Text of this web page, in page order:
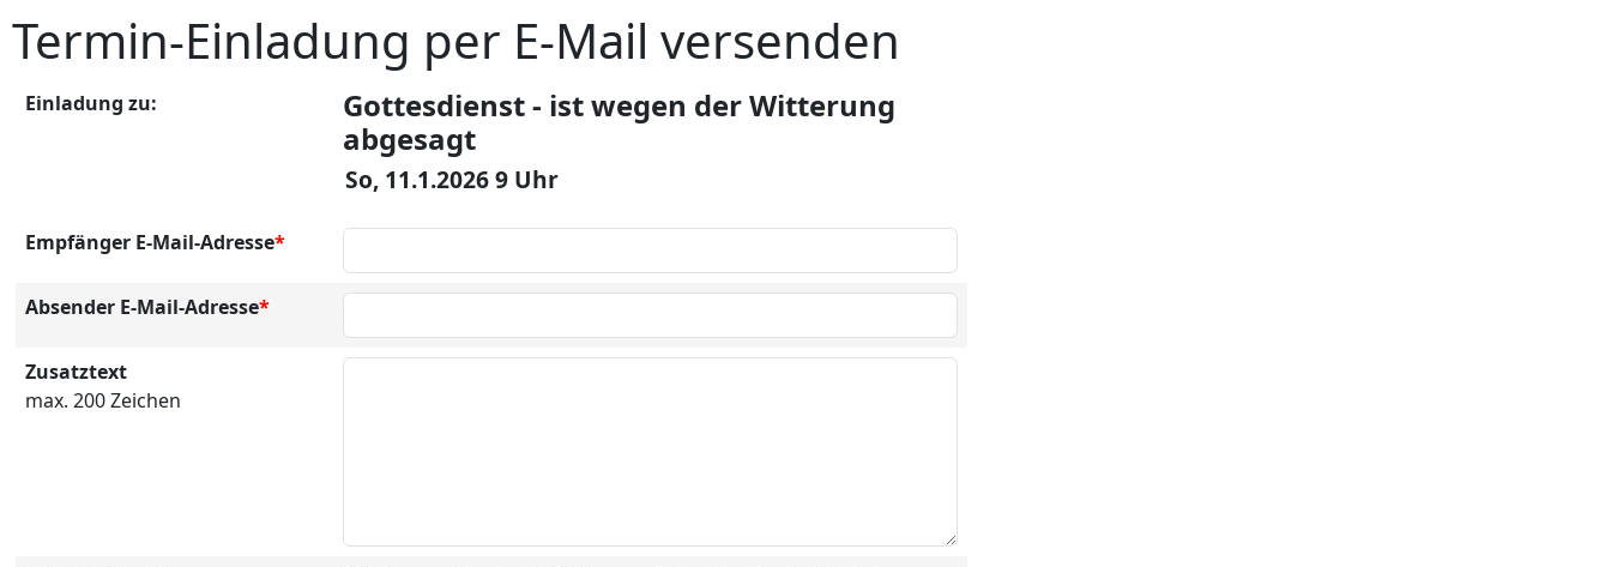
Termin-Einladung per E-Mail versenden
Einladung zu:
Gottesdienst - ist wegen der Witterung
abgesagt
So, 11.1.2026 9 Uhr
Empfänger E-Mail-Adresse*
Absender E-Mail-Adresse*
Zusatztext
max. 200 Zeichen